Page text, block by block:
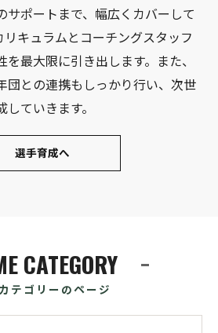
サポートまで、幅広くカバーして
リキュラムとコーチングスタッフ
最大限に引き出します。また、
団との連携もしっかり行い、次世
ていきます。
選手育成へ
テゴリーのページ
CATEGORY